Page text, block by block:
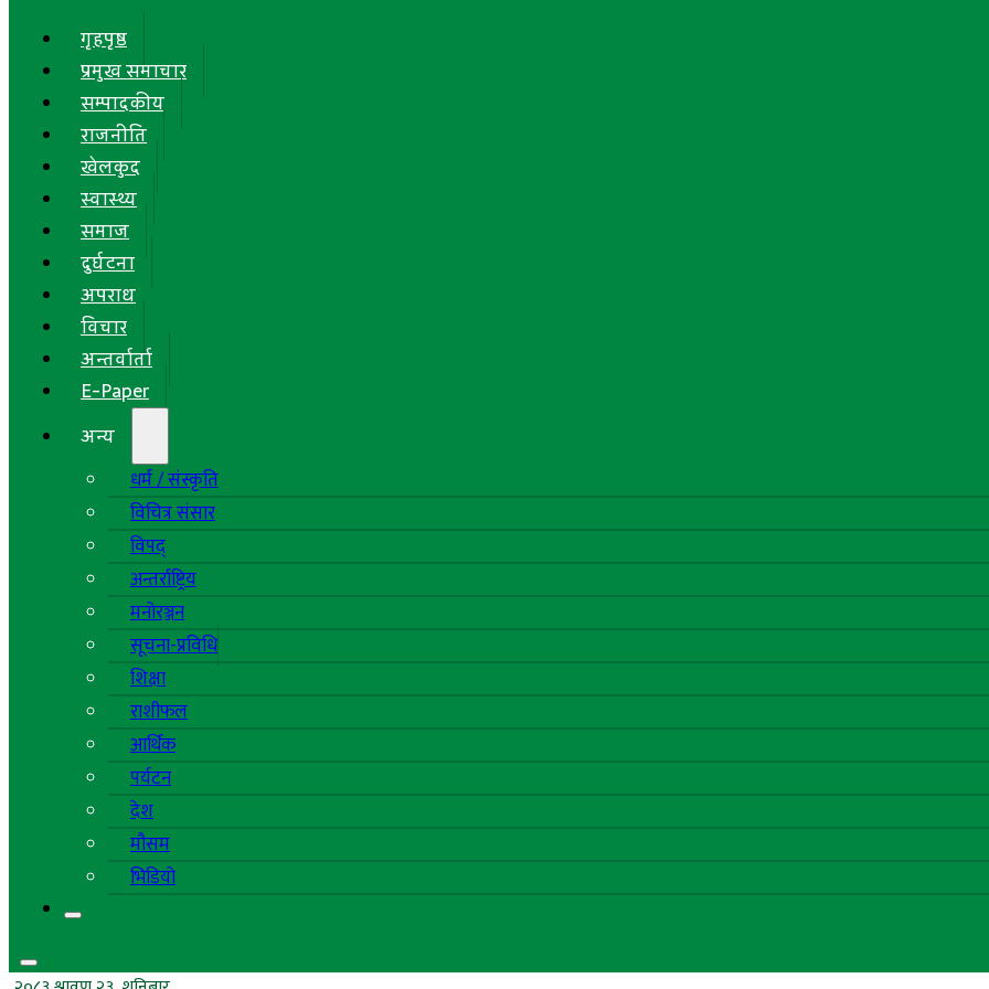
गृहपृष्ठ
प्रमुख समाचार
सम्पादकीय
राजनीति
खेलकुद
स्वास्थ्य
समाज
दुर्घटना
अपराध
विचार
अन्तर्वार्ता
E-Paper
अन्य
धर्म / संस्कृति
विचित्र संसार
विपद्
अन्तर्राष्ट्रिय
मनोरञ्जन
सूचना-प्रविधि
शिक्षा
राशीफल
आर्थिक
पर्यटन
देश
मौसम
भिडियो